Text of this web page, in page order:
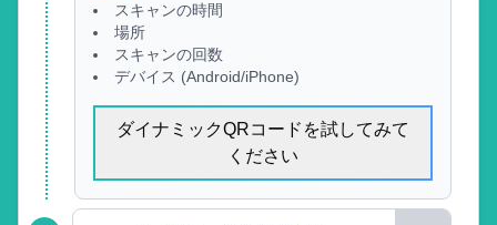
スキャンの時間
場所
スキャンの回数
デバイス (Android/iPhone)
ダイナミックQRコードを試してみて
ください